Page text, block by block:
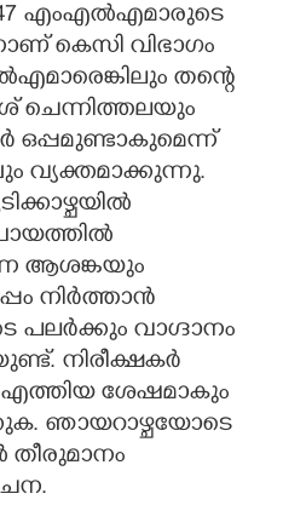
47 എംഎൽഎമാരുടെ
കെസി വിഭാഗം
തന്റെ
ചെന്നിത്തലയും
വ്യക്തമാക്കുന്നു.
ആശങ്കയും
നിർത്താൻ
പലർക്കും വാഗ്ദാനം
നിരീക്ഷകർ
എത്തിയ ശേഷമാകും
ഞായറാഴ്ചയോടെ
തീരുമാനം